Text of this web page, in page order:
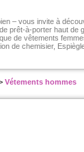
– vous invite à
prêt-à-porter haut de
de vêtements
de chemisier,
Vétements hommes